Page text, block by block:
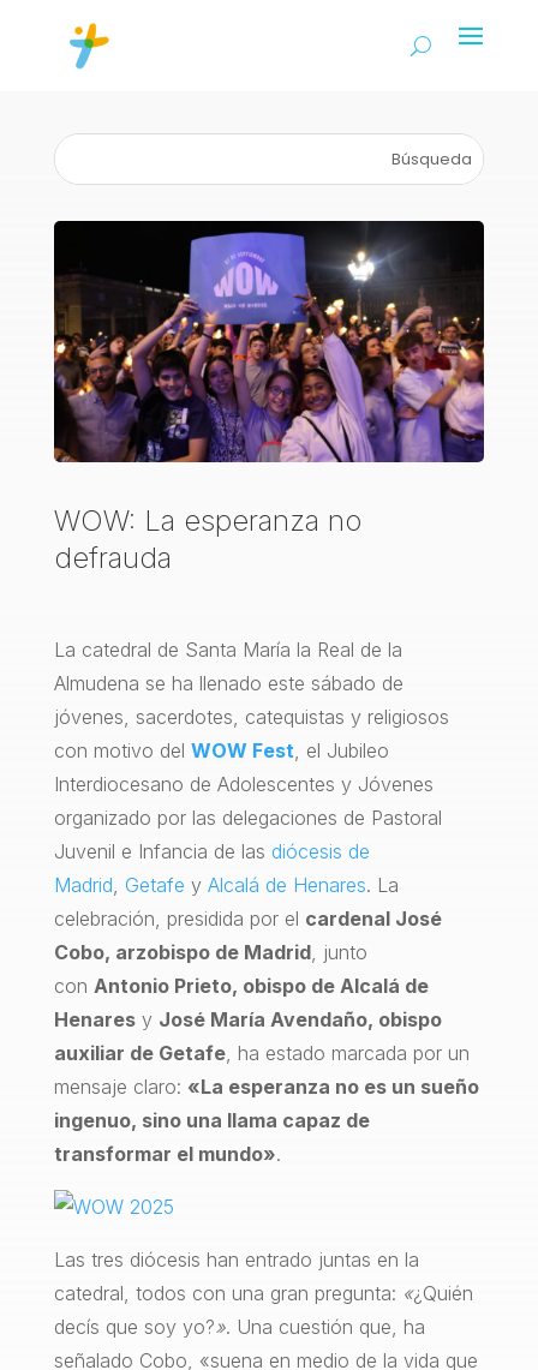
WOW: La esperanza no
defrauda
La catedral de Santa María la Real de la
Almudena se ha llenado este sábado de
jóvenes, sacerdotes, catequistas y religiosos
con motivo del WOW Fest, el Jubileo
Interdiocesano de Adolescentes y Jóvenes
organizado por las delegaciones de Pastoral
Juvenil e Infancia de las diócesis de
Madrid, Getafe y Alcalá de Henares. La
celebración, presidida por el cardenal José
Cobo, arzobispo de Madrid, junto
con Antonio Prieto, obispo de Alcalá de
Henaresy José María Avendaño, obispo
auxiliar de Getafe, ha estado marcada por un
mensaje claro: «La esperanza no es un sueño
ingenuo, sino una llama capaz de
transformar el mundo».
Las tres diócesis han entrado juntas en la
catedral, todos con una gran pregunta: «¿Quién
decís que soy yo?». Una cuestión que, ha
señalado Cobo, «suena en medio de la vida que